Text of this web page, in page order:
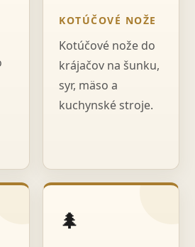
KOTÚČOVÉ NOŽE
Kotúčové nože do
krájačov na šunku,
syr, mäso a
kuchynské stroje.
🌲